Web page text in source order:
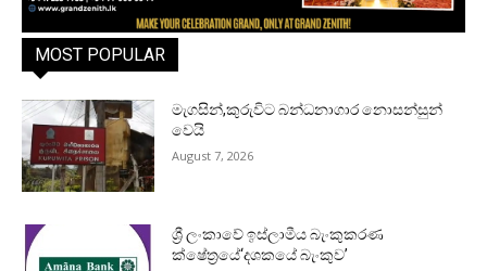
MOST POPULAR
මැගසින්,කුරුවිට බන්ධනාගාර නොසන්සුන්
වෙයි
August 7, 2026
ශ්‍රී ලංකාවේ ඉස්ලාමීය බැංකුකරණ
ක්ෂේත්‍රයේ‘දශකයේ බැංකුව’